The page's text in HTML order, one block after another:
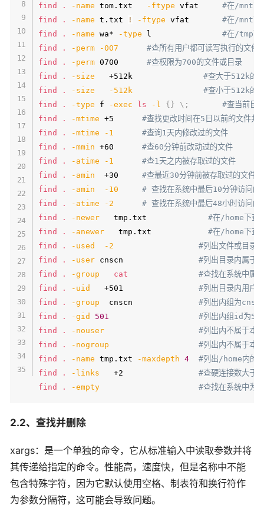
find
. -name tom.txt -ftype vfat #在/mnt下
find
. -name t.txt ! -ftype vfat #在/mnt下
find
. -name wa* -type l #在/tmp下
find
. -perm -007
#查所有用户都可读写执行的文
find
. -perm 0700 #查权限为700的文件或目录
find
. -size
   +512k
#查大于512k的
find
. -size -512k
#查小于512k的
find
. -type f -exec ls -l { } \ ;
#查当前目
find
. -mtime +5 #查找更改时间在5日以前的文件并
find
. -mtime -1
#查询1天内修改过的文件
find
. -mmin +60 #查60分钟前改动过的文件
find
. -atime -1
#查1天之内被存取过的文件
find
. -amin
  +30
#查最近30分钟前被存取过的文件
find
. -amin -10
# 查找在系统中最后10分钟访问的
find
. -atime -2
# 查找在系统中最后48小时访问的
find
. -newer
   tmp.txt
#在/home下查
find
. -anewer
   tmp.txt
#在/home下查
find
. -used -2
#列出文件或目录
find
. -user cnscn #列出目录内属于
find
. -group cat
#查找在系统中
find
. -uid
   +501
#列出目录内用户
find
. -group
  cnscn
#列出内组为
find
. -gid 501
#列出内组id为
find
. -nouser
#列出内不属于本
find
. -nogroup
#列出内不属于本
find
. -name tmp.txt -maxdepth 4
#列出/home内的
find
. -links
   +2
#查硬连接数大于2
find
. -empty #查找在系统中为
2.2、查找并删除
xargs：是一个单独的命令，它从标准输入中读取参数并将
其传递给指定的命令。性能高，速度快，但是名称中不能
包含特殊字符，因为它默认使用空格、制表符和换行符作
为参数分隔符，这可能会导致问题。